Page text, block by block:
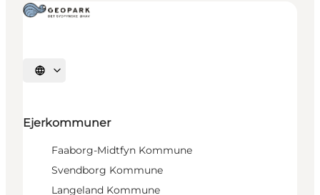
Vælg sprog
Ejerkommuner
Faaborg-Midtfyn Kommune
Svendborg Kommune
Langeland Kommune